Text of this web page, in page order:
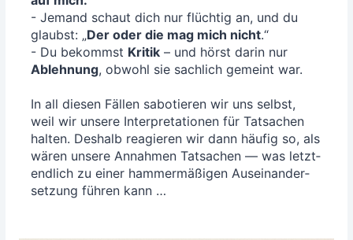
- Jemand schaut dich nur flüch­tig an, und du
glaubst: „Der oder die mag mich nicht.“
- Du bekommst Kri­tik – und hörst dar­in nur
Ableh­nung, obwohl sie sach­lich gemeint war.
In all die­sen Fäl­len sabo­tie­ren wir uns selbst,
weil wir unse­re Inter­pre­ta­tio­nen für Tat­sa­chen
hal­ten. Des­halb reagie­ren wir dann häu­fig so, als
wären unse­re Annah­men Tat­sa­chen — was letzt­
end­lich zu einer ham­mer­mä­ßi­gen Aus­ein­an­der­
set­zung füh­ren kann …